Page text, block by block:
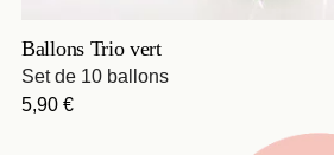
Ballons Trio vert
Set de 10 ballons
Prix
5,90 €